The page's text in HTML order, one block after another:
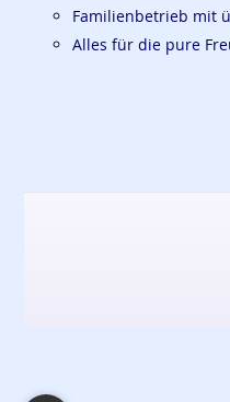
Familienbetrieb mit
Alles für die pure